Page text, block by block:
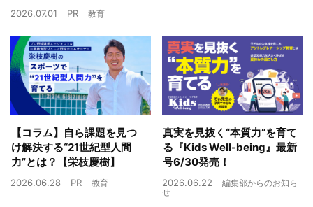
2026.07.01 PR 教育
【コラム】自ら課題を見つ
け解決する“21世紀型人間
力”とは？【栄枝慶樹】
2026.06.28 PR 教育
真実を見抜く“本質力”を育て
る『Kids Well-being』最新
号6/30発売！
2026.06.22
編集部からのお知ら
せ